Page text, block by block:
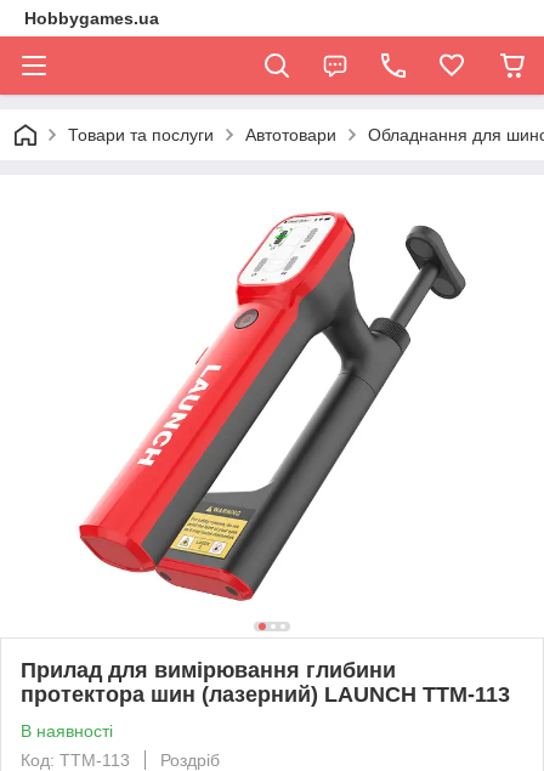
Hobbygames.ua
Товари та послуги Автотовари Обладнання для
Прилад для вимірювання глибини
протектора шин (лазерний) LAUNCH TTM-113
В наявності
Код: TTM-113
Роздріб